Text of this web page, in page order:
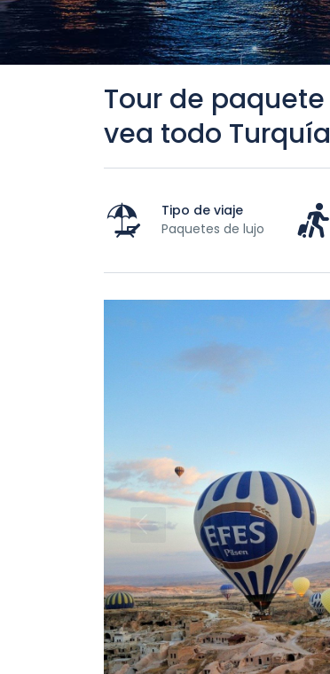
Tour de
vea todo Turquía
Tipo de viaje
Paquetes de lujo